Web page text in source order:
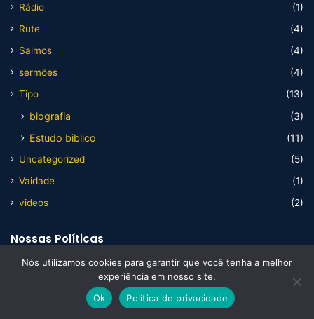
Rádio
(1)
Rute
(4)
Salmos
(4)
sermões
(4)
Tipo
(13)
biografia
(3)
Estudo biblico
(11)
Uncategorized
(5)
Vaidade
(1)
videos
(2)
Nossas Políticas
Nós utilizamos cookies para garantir que você tenha a melhor
experiência em nosso site.
Ok
Política de privacidade